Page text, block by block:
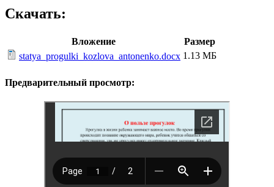
Скачать:
Вложение
Размер
statya_progulki_kozlova_antonenko.docx 1.13 МБ
Предварительный просмотр: